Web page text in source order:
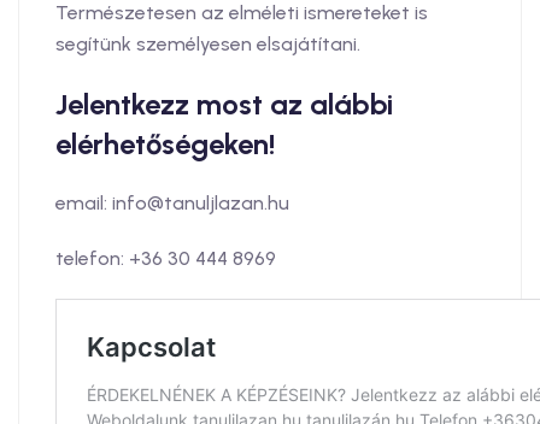
Természetesen az elméleti ismereteket is
segítünk személyesen elsajátítani.
Jelentkezz most az alábbi
elérhetőségeken!
email: info@tanuljlazan.hu
telefon: +36 30 444 8969